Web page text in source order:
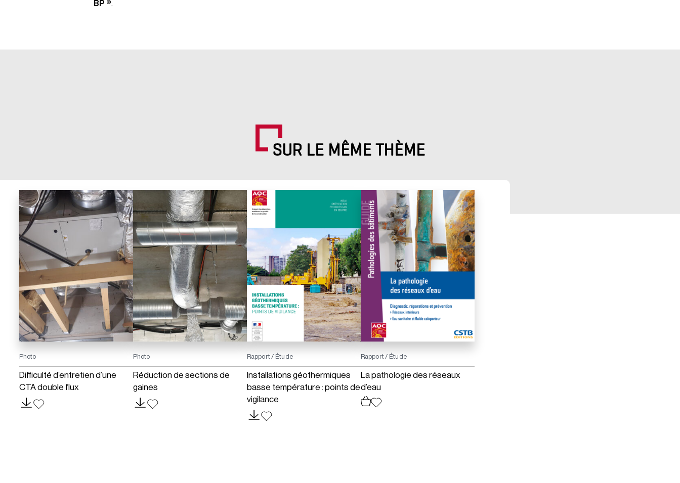
BP ®.
SUR LE MÊME THÈME
Photo
Difficulté d’entretien d’une
CTA double flux
Photo
Réduction de sections de
gaines
Rapport / Étude
Installations géothermiques
basse température : points de
vigilance
Rapport / Étude
La pathologie des réseaux
d’eau